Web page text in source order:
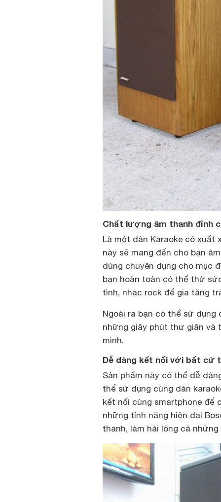
Chất lượng âm thanh đỉnh
Là một dàn Karaoke có xuất
này sẽ mang đến cho bạn
dùng chuyên dụng cho mục
bạn hoàn toàn có thể thử
tình, nhạc rock để gia tăng
Ngoài ra bạn có thể sử dụng
những giây phút thư giãn và
mình.
Dễ dàng kết nối với bất cứ
Sản phẩm này có thể dễ
thể sử dụng cùng dàn
kết nối cùng smartphone để
những tính năng hiện đại
thanh, làm hài lòng cả